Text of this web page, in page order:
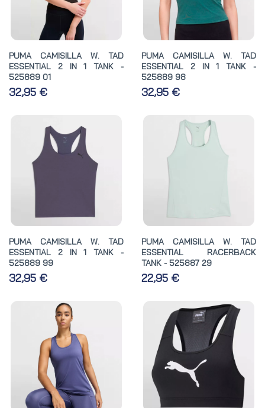
PUMA CAMISILLA W. TAD
ESSENTIAL 2 IN 1 TANK -
525889 01
32,95 €
PUMA CAMISILLA W. TAD
ESSENTIAL 2 IN 1 TANK -
525889 98
32,95 €
PUMA CAMISILLA W. TAD
ESSENTIAL 2 IN 1 TANK -
525889 99
32,95 €
PUMA CAMISILLA W. TAD
ESSENTIAL RACERBACK
TANK - 525887 29
22,95 €